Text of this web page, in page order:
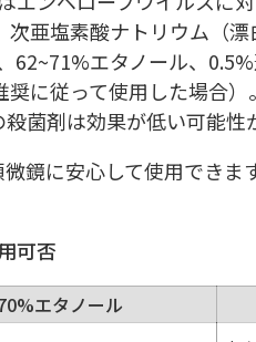
亜塩素酸ナトリウム（
エタノール、
に従って使用した場合
菌剤は効果が低い可能性
鏡に安心して使用できます
可否
エタノール